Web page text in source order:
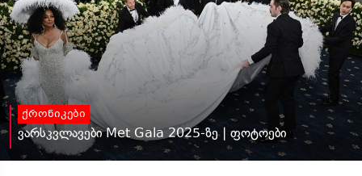
ქრონიკები
ვარსკვლავები Met Gala 2025-ზე | ფოტოები